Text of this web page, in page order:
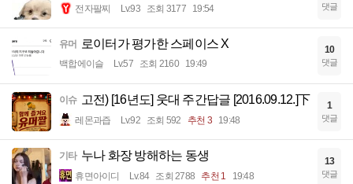
전자팔찌 Lv.93 조회 3177 19:54 댓글
유머 로이터가 평가한 스페이스 X
백합에이슬 Lv.57 조회 2160 19:49
10
댓글
이슈 고전) [16년도] 웃대 주간답글 [2016.09.12.]下
레몬과즙 Lv.92 조회 592 추천 3 19:48
1
댓글
기타 누나 화장 방해하는 동생
휴면아이디 Lv.84 조회 2788 추천 1 19:48
13
댓글